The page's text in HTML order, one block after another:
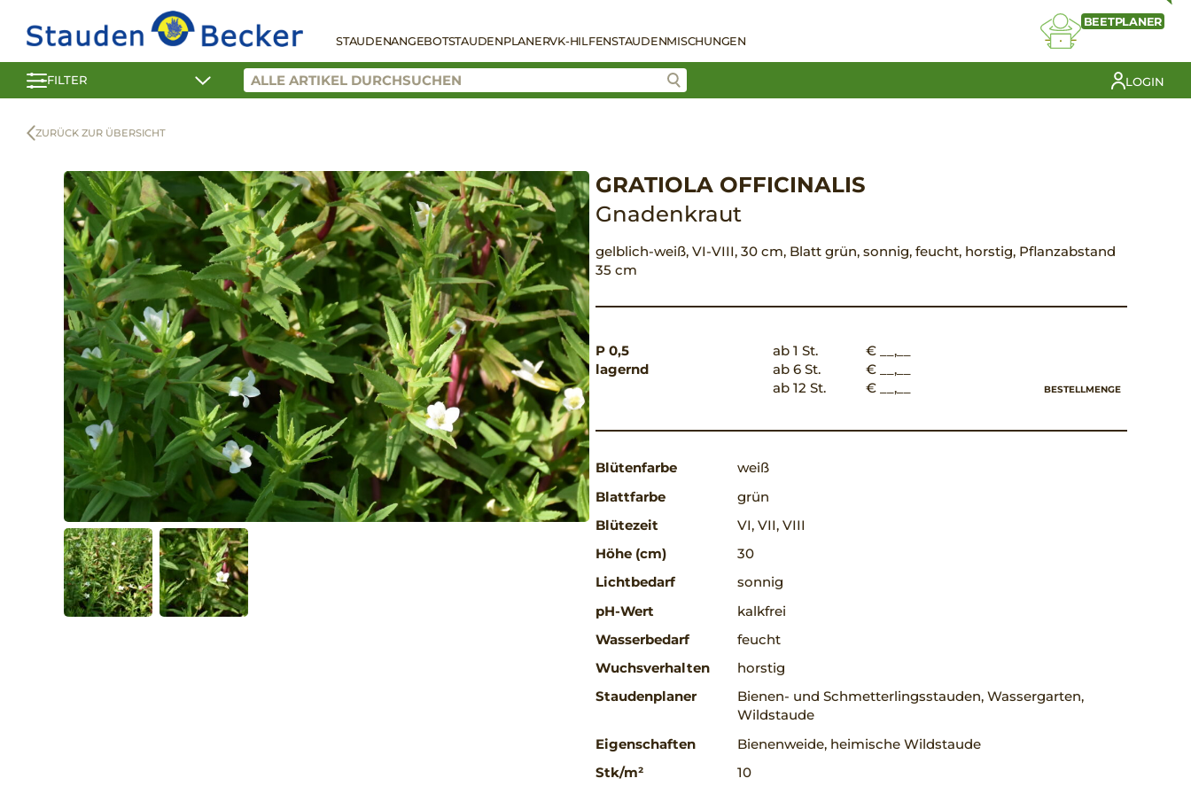
STAUDENANGEBOTSTAUDENPLANERVK-HILFENSTAUDENMISCHUNGEN
BEETPLANER
FILTER LOGIN
ZURÜCK ZUR ÜBERSICHT
GRATIOLA OFFICINALIS
Gnadenkraut
gelblich-weiß, VI-VIII, 30 cm, Blatt grün, sonnig, feucht, horstig, Pflanzabstand
35 cm
P 0,5
lagernd
ab 1 St.
€ __,__
ab 6 St.
€ __,__
ab 12 St.
€ __,__ BESTELLMENGE
Blütenfarbe
weiß
Blattfarbe
grün
Blütezeit
VI, VII, VIII
Höhe (cm)
30
Lichtbedarf
sonnig
pH-Wert
kalkfrei
Wasserbedarf
feucht
Wuchsverhalten
horstig
Staudenplaner
Bienen- und Schmetterlingsstauden, Wassergarten,
Wildstaude
Eigenschaften
Bienenweide, heimische Wildstaude
Stk/m²
10